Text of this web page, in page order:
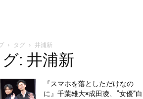
タグ 井浦新
: 井浦新
『スマホを落としただけなの
に』千葉雄大×成田凌、“女優”白